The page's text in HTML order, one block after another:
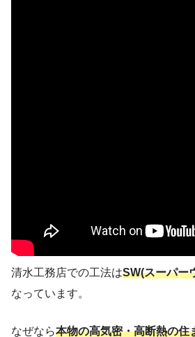
清水工務店での工法はSW(スーパー
なっています。
なぜなら本物の高気密・高断熱の住